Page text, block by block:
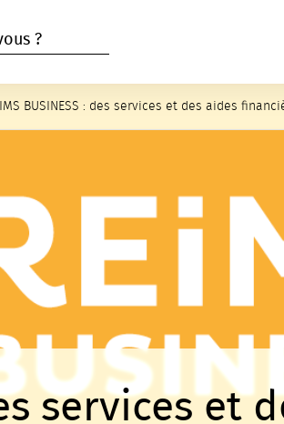
active :
BUSINESS : des services et des aides
services et